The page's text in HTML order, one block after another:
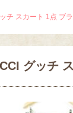
チ スカート 1点 ブ
グッチ